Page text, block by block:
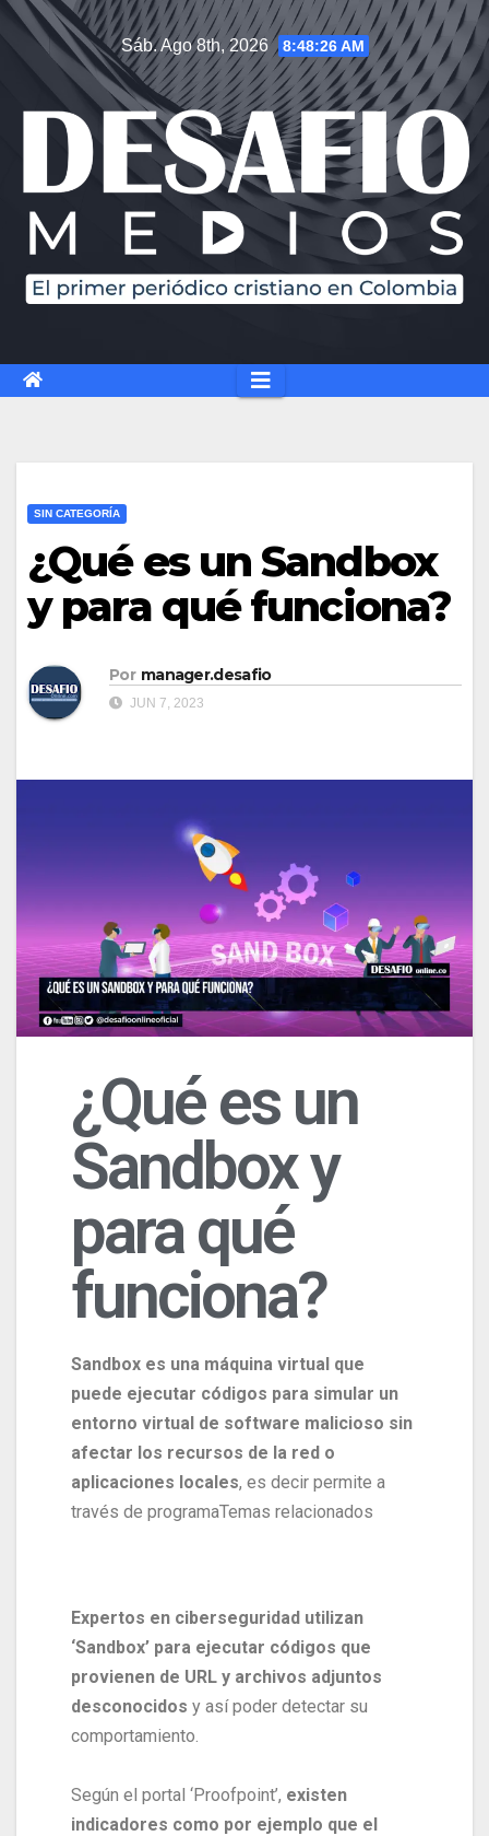
Sáb. Ago 8th, 2026 8:48:27 AM
SIN CATEGORÍA
¿Qué es un Sandbox
y para qué funciona?
Por manager.desafio
JUN 7, 2023
¿Qué es un
Sandbox y
para qué
funciona?
Sandbox es una máquina virtual que
puede ejecutar códigos para simular un
entorno virtual de software malicioso sin
afectar los recursos de la red o
aplicaciones locales, es decir permite a
través de programaTemas relacionados
Expertos en ciberseguridad utilizan
‘Sandbox’ para ejecutar códigos que
provienen de URL y archivos adjuntos
desconocidos y así poder detectar su
comportamiento.
Según el portal ‘Proofpoint’, existen
indicadores como por ejemplo que el